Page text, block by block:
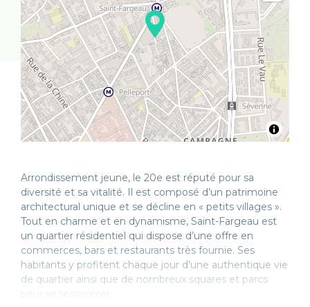
Arrondissement jeune, le 20e est réputé pour sa
diversité et sa vitalité. Il est composé d’un patrimoine
architectural unique et se décline en « petits villages ».
Tout en charme et en dynamisme, Saint-Fargeau est
un quartier résidentiel qui dispose d’une offre en
commerces, bars et restaurants très fournie. Ses
habitants y profitent chaque jour d’une authentique vie
de quartier ainsi que de nombreux squares et parcs